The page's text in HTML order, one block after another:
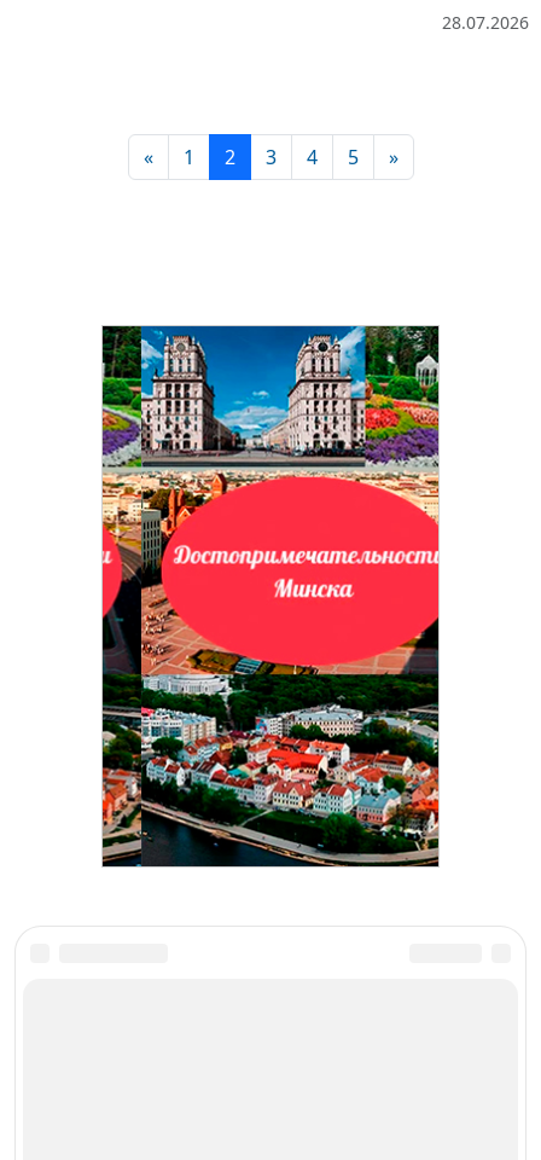
28.07.2026
« 1 2 3 4 5 »